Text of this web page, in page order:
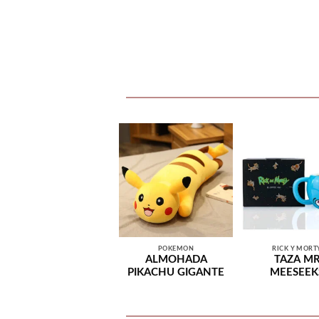
POKEMON
ALMOHADA
PIKACHU GIGANTE
RICK Y
TAZA